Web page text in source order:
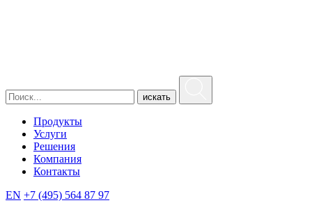
искать
Продукты
Услуги
Решения
Компания
Контакты
EN +7 (495) 564 87 97